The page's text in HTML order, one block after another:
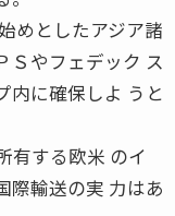
めとしたアジア諸
Ｓやフェデック ス
内に確保しよ うと
有する欧米 のイ
際輸送の実 力はあ